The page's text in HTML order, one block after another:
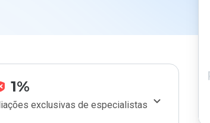
1%
exclusivas de especialistas